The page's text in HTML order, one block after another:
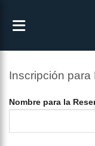
Inscripción para
Nombre para la